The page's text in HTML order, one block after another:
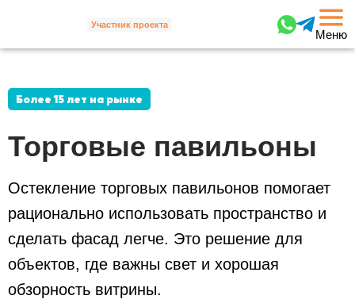
Участник проекта
Меню
Более 15 лет на рынке
Торговые павильоны
Остекление торговых павильонов помогает
рационально использовать пространство и
сделать фасад легче. Это решение для
объектов, где важны свет и хорошая
обзорность витрины.